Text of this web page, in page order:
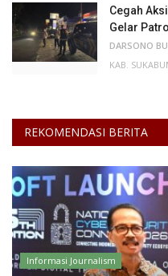
Cegah
Gelar
DARSONO
KAB.
REKOMENDASI BERITA
Informasi Journalism